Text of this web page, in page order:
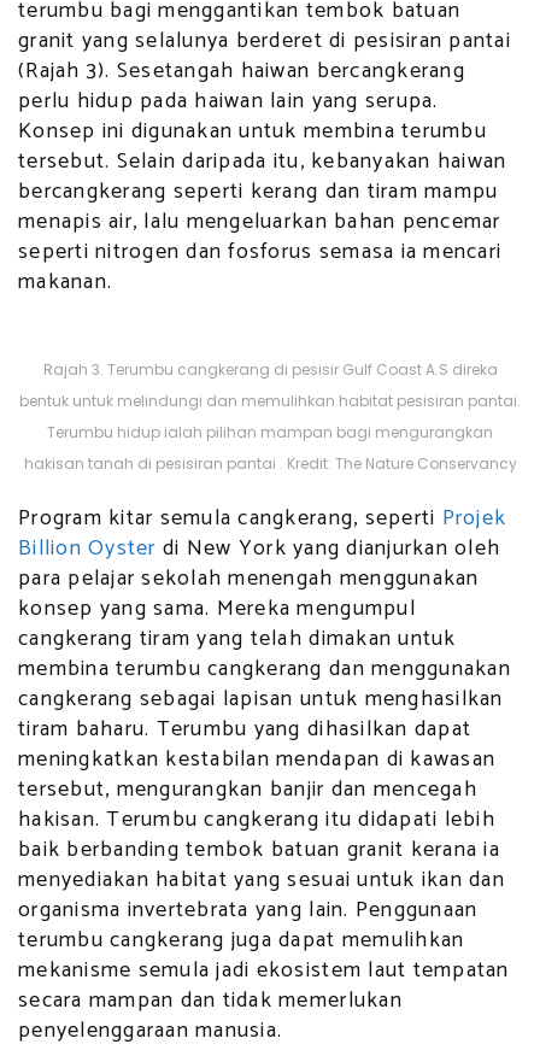
terumbu bagi menggantikan tembok batuan
granit yang selalunya berderet di pesisiran pantai
(Rajah 3). Sesetangah haiwan bercangkerang
perlu hidup pada haiwan lain yang serupa.
Konsep ini digunakan untuk membina terumbu
tersebut. Selain daripada itu, kebanyakan haiwan
bercangkerang seperti kerang dan tiram mampu
menapis air, lalu mengeluarkan bahan pencemar
seperti nitrogen dan fosforus semasa ia mencari
makanan.
Rajah 3. Terumbu cangkerang di pesisir Gulf Coast A.S direka
bentuk untuk melindungi dan memulihkan habitat pesisiran pantai.
Terumbu hidup ialah pilihan mampan bagi mengurangkan
hakisan tanah di pesisiran pantai . Kredit: The Nature Conservancy
Program kitar semula cangkerang, seperti Projek
Billion Oyster di New York yang dianjurkan oleh
para pelajar sekolah menengah menggunakan
konsep yang sama. Mereka mengumpul
cangkerang tiram yang telah dimakan untuk
membina terumbu cangkerang dan menggunakan
cangkerang sebagai lapisan untuk menghasilkan
tiram baharu. Terumbu yang dihasilkan dapat
meningkatkan kestabilan mendapan di kawasan
tersebut, mengurangkan banjir dan mencegah
hakisan. Terumbu cangkerang itu didapati lebih
baik berbanding tembok batuan granit kerana ia
menyediakan habitat yang sesuai untuk ikan dan
organisma invertebrata yang lain. Penggunaan
terumbu cangkerang juga dapat memulihkan
mekanisme semula jadi ekosistem laut tempatan
secara mampan dan tidak memerlukan
penyelenggaraan manusia.